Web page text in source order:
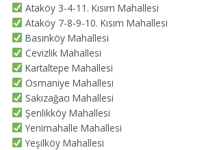
Ataköy 3-4-11. Kısım Mahallesi
Ataköy 7-8-9-10. Kısım Mahallesi
Basınköy Mahallesi
Cevizlik Mahallesi
Kartaltepe Mahallesi
Osmaniye Mahallesi
Sakızağacı Mahallesi
Şenlikköy Mahallesi
Yenimahalle Mahallesi
Yeşilköy Mahallesi